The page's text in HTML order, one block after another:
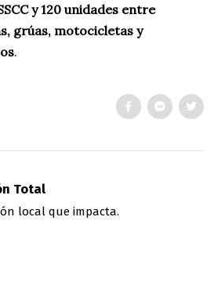
y 120 unidades entre
grúas, motocicletas y
.
Total
local que impacta.